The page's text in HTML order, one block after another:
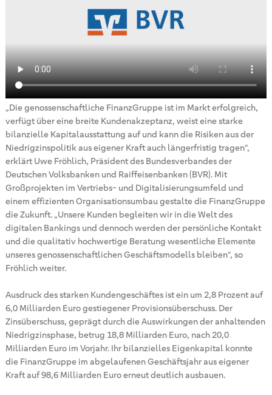
„Die genossenschaftliche FinanzGruppe ist im Markt erfolgreich,
verfügt über eine breite Kundenakzeptanz, weist eine starke
bilanzielle Kapitalausstattung auf und kann die Risiken aus der
Niedrigzinspolitik aus eigener Kraft auch längerfristig tragen“,
erklärt Uwe Fröhlich, Präsident des Bundesverbandes der
Deutschen Volksbanken und Raiffeisenbanken (BVR). Mit
Großprojekten im Vertriebs- und Digitalisierungsumfeld und
einem effizienten Organisationsumbau gestalte die FinanzGruppe
die Zukunft. „Unsere Kunden begleiten wir in die Welt des
digitalen Bankings und dennoch werden der persönliche Kontakt
und die qualitativ hochwertige Beratung wesentliche Elemente
unseres genossenschaftlichen Geschäftsmodells bleiben“, so
Fröhlich weiter.
Ausdruck des starken Kundengeschäftes ist ein um 2,8 Prozent auf
6,0 Milliarden Euro gestiegener Provisionsüberschuss. Der
Zinsüberschuss, geprägt durch die Auswirkungen der anhaltenden
Niedrigzinsphase, betrug 18,8 Milliarden Euro, nach 20,0
Milliarden Euro im Vorjahr. Ihr bilanzielles Eigenkapital konnte
die FinanzGruppe im abgelaufenen Geschäftsjahr aus eigener
Kraft auf 98,6 Milliarden Euro erneut deutlich ausbauen.